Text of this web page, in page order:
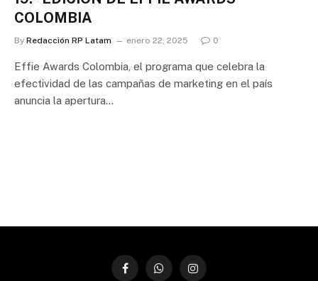
COLOMBIA
By Redacción RP Latam enero 22, 2025 0
Effie Awards Colombia, el programa que celebra la
efectividad de las campañas de marketing en el país
anuncia la apertura…
FacebookWhatsAppInstagram